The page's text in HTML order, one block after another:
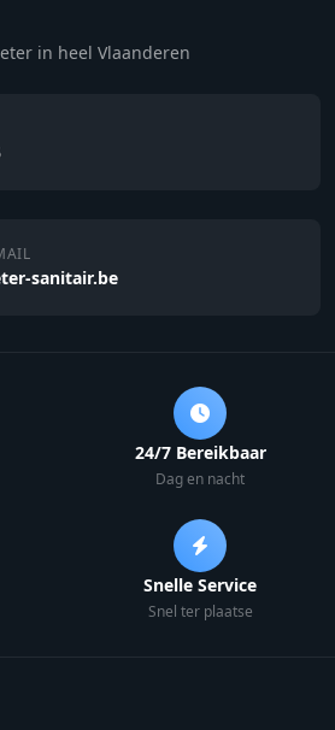
in heel Vlaanderen
sanitair.be
24/7 Bereikbaar
Dag en nacht
Snelle Service
Snel ter plaatse